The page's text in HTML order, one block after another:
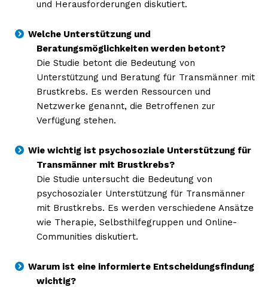
und Herausforderungen diskutiert.
Welche Unterstützung und
Beratungsmöglichkeiten werden betont?
Die Studie betont die Bedeutung von
Unterstützung und Beratung für Transmänner mit
Brustkrebs. Es werden Ressourcen und
Netzwerke genannt, die Betroffenen zur
Verfügung stehen.
Wie wichtig ist psychosoziale Unterstützung für
Transmänner mit Brustkrebs?
Die Studie untersucht die Bedeutung von
psychosozialer Unterstützung für Transmänner
mit Brustkrebs. Es werden verschiedene Ansätze
wie Therapie, Selbsthilfegruppen und Online-
Communities diskutiert.
Warum ist eine informierte Entscheidungsfindung
wichtig?